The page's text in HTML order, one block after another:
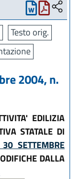
Testo orig.
2004, n.
EDILIZIA
STATALE DI
SETTEMBRE
DALLA